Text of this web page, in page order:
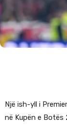
Një ish-yll i
në Kupën e Botës